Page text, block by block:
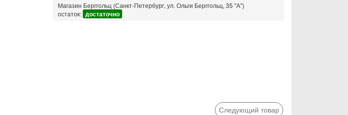
Магазин Берггольц (Санкт-Петербург, ул. Ольги Берггольц, 35 "А")
остаток: достаточно
Следующий товар